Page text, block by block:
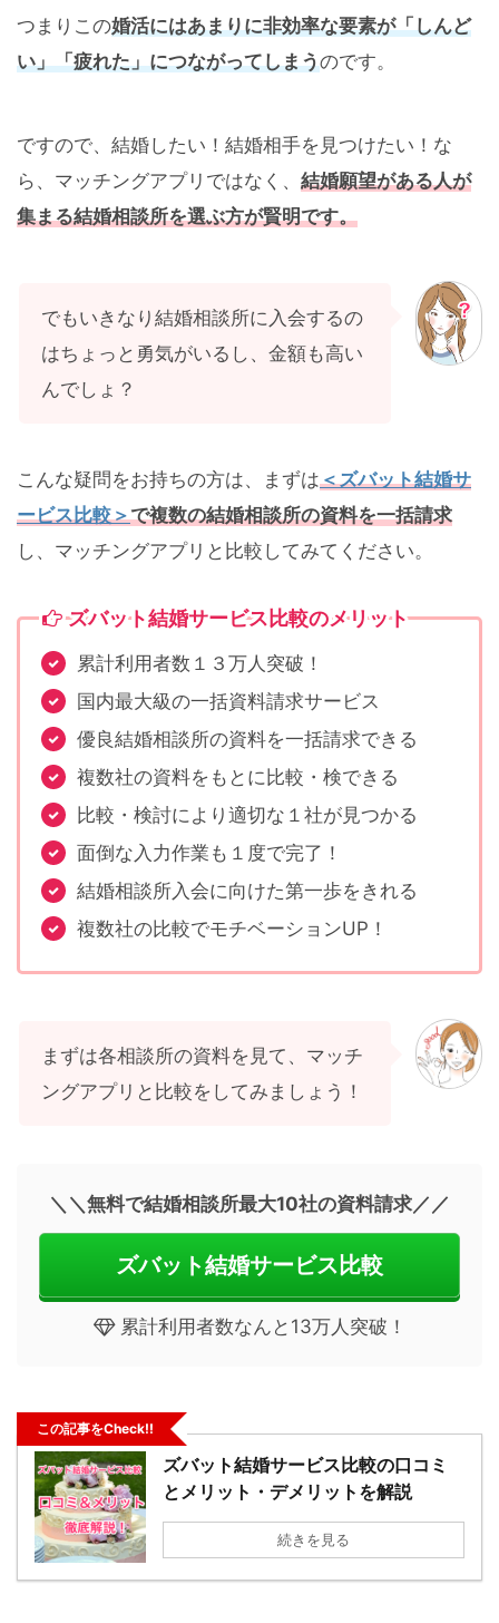
つまりこの婚活にはあまりに非効率な要素が「しんど
い」「疲れた」につながってしまうのです。
ですので、結婚したい！結婚相手を見つけたい！な
ら、マッチングアプリではなく、 結婚願望がある人が
集まる結婚相談所を選ぶ方が賢明です。
でもいきなり結婚相談所に入会するの
はちょっと勇気がいるし、金額も高い
んでしょ？
こんな疑問をお持ちの方は、まずは＜ズバット結婚サ
ービス比較＞で複数の結婚相談所の資料を一括請求
し、マッチングアプリと比較してみてください。
ズバット結婚サービス比較のメリット
累計利用者数１３万人突破！
国内最大級の一括資料請求サービス
優良結婚相談所の資料を一括請求できる
複数社の資料をもとに比較・検できる
比較・検討により適切な１社が見つかる
面倒な入力作業も１度で完了！
結婚相談所入会に向けた第一歩をきれる
複数社の比較でモチベーションUP！
まずは各相談所の資料を見て、マッチ
ングアプリと比較をしてみましょう！
＼＼無料で結婚相談所最大10社の資料請求／／
ズバット結婚サービス比較
累計利用者数なんと13万人突破！
この記事をCheck!!
ズバット結婚サービス比較の口コミ
とメリット・デメリットを解説
続きを見る